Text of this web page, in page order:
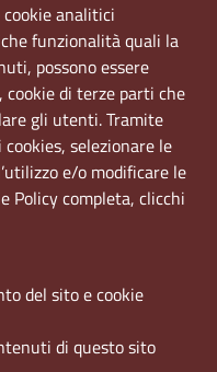
NA
analitici
funzionalità quali la
possono essere
cookie di terze parti che
gli utenti. Tramite
selezionare le
e/o modificare le
Policy completa, clicchi
del sito e cookie
di questo sito